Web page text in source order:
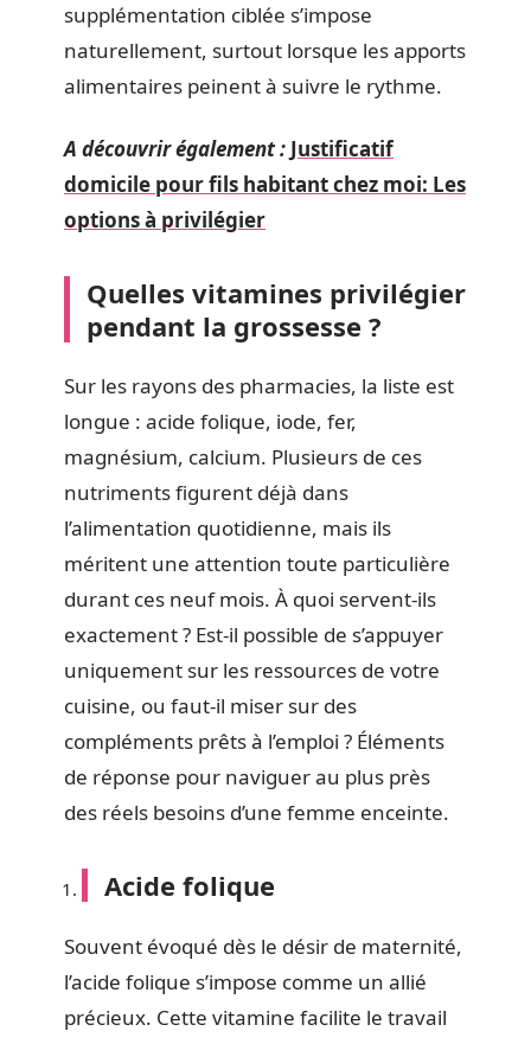
supplémentation ciblée s’impose
naturellement, surtout lorsque les apports
alimentaires peinent à suivre le rythme.
A découvrir également : Justificatif
domicile pour fils habitant chez moi: Les
options à privilégier
Quelles vitamines privilégier
pendant la grossesse ?
Sur les rayons des pharmacies, la liste est
longue : acide folique, iode, fer,
magnésium, calcium. Plusieurs de ces
nutriments figurent déjà dans
l’alimentation quotidienne, mais ils
méritent une attention toute particulière
durant ces neuf mois. À quoi servent-ils
exactement ? Est-il possible de s’appuyer
uniquement sur les ressources de votre
cuisine, ou faut-il miser sur des
compléments prêts à l’emploi ? Éléments
de réponse pour naviguer au plus près
des réels besoins d’une femme enceinte.
Acide folique
Souvent évoqué dès le désir de maternité,
l’acide folique s’impose comme un allié
précieux. Cette vitamine facilite le travail